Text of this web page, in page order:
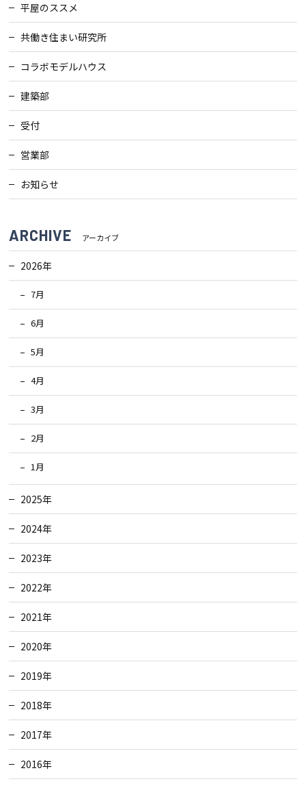
平屋のススメ
共働き住まい研究所
コラボモデルハウス
建築部
受付
営業部
お知らせ
ARCHIVE アーカイブ
2026年
7月
6月
5月
4月
3月
2月
1月
2025年
2024年
2023年
2022年
2021年
2020年
2019年
2018年
2017年
2016年